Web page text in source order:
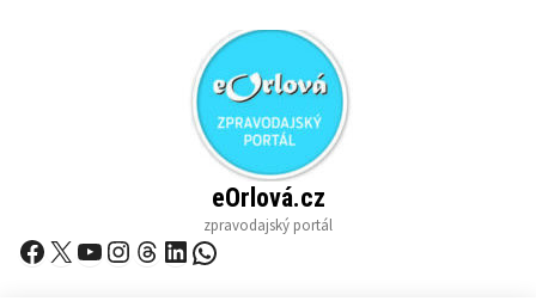
eOrlová.cz
zpravodajský portál
Facebook
X YouTube
Instagram
Threads
LinkedIn
WhatsApp